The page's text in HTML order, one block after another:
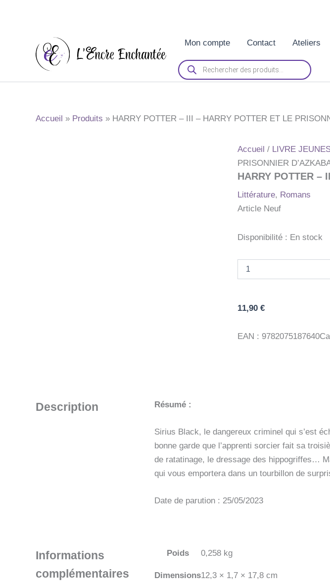
Mon compte Contact Ateliers
Recherche
de
produits
Accueil Produits HARRY POTTER – III – HARRY POTTER ET LE
Accueil / LIVRE
PRISONNIER
HARRY POTTER –
Littérature, Romans
Article Neuf
Disponibilité : En stock
-
III
HARRY
11,90 €
EAN : 9782075187640
Description Résumé :
Sirius Black, le dangereux criminel qui s’est
bonne garde que l’apprenti sorcier fait sa
de ratatinage, le dressage des hippogriffes…
qui vous emportera dans un tourbillon de
Date de parution : 25/05/2023
Informations
complémentaires
Poids 0,258 kg
Dimensions12,3 × 1,7 × 17,8 cm